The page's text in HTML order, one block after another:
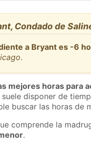
Condado de
a Bryant es -6
.
mejores horas para
suele disponer de
buscar las horas de
comprende la
.